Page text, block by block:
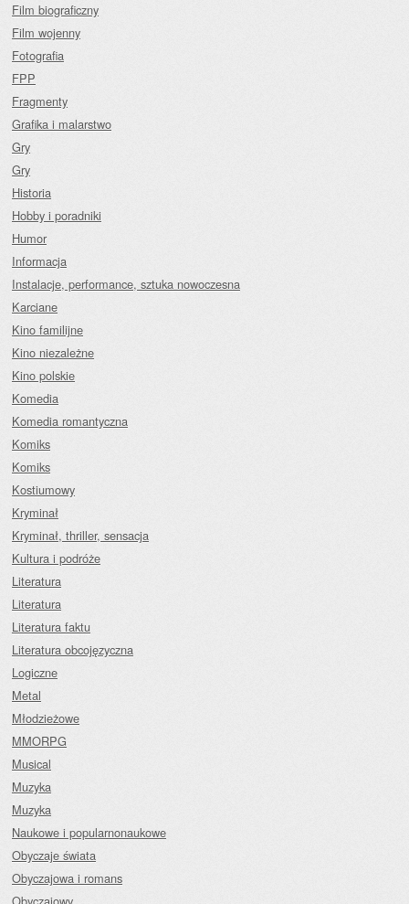
Film biograficzny
Film wojenny
Fotografia
FPP
Fragmenty
Grafika i malarstwo
Gry
Gry
Historia
Hobby i poradniki
Humor
Informacja
Instalacje, performance, sztuka nowoczesna
Karciane
Kino familijne
Kino niezależne
Kino polskie
Komedia
Komedia romantyczna
Komiks
Komiks
Kostiumowy
Kryminał
Kryminał, thriller, sensacja
Kultura i podróże
Literatura
Literatura
Literatura faktu
Literatura obcojęzyczna
Logiczne
Metal
Młodzieżowe
MMORPG
Musical
Muzyka
Muzyka
Naukowe i popularnonaukowe
Obyczaje świata
Obyczajowa i romans